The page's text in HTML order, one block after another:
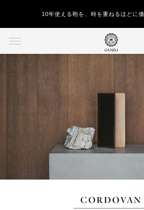
10年使える鞄を、時を重ねるほどに